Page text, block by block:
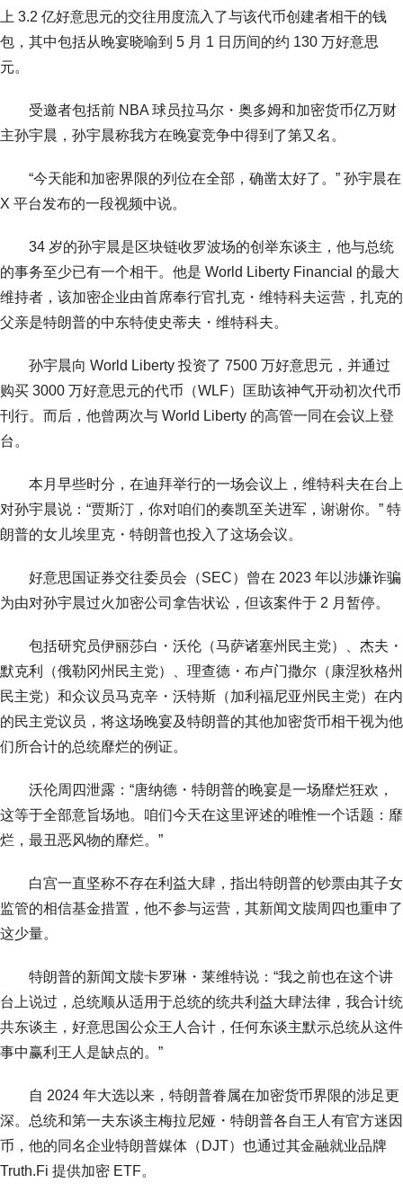
上 3.2 亿好意思元的交往用度流入了与该代币创建者相干的钱
包，其中包括从晚宴晓喻到 5 月 1 日历间的约 130 万好意思
元。
受邀者包括前 NBA 球员拉马尔・奥多姆和加密货币亿万财
主孙宇晨，孙宇晨称我方在晚宴竞争中得到了第又名。
“今天能和加密界限的列位在全部，确凿太好了。” 孙宇晨在
X 平台发布的一段视频中说。
34 岁的孙宇晨是区块链收罗波场的创举东谈主，他与总统
的事务至少已有一个相干。他是 World Liberty Financial 的最大
维持者，该加密企业由首席奉行官扎克・维特科夫运营，扎克的
父亲是特朗普的中东特使史蒂夫・维特科夫。
孙宇晨向 World Liberty 投资了 7500 万好意思元，并通过
购买 3000 万好意思元的代币（WLF）匡助该神气开动初次代币
刊行。而后，他曾两次与 World Liberty 的高管一同在会议上登
台。
本月早些时分，在迪拜举行的一场会议上，维特科夫在台上
对孙宇晨说：“贾斯汀，你对咱们的奏凯至关进军，谢谢你。” 特
朗普的女儿埃里克・特朗普也投入了这场会议。
好意思国证券交往委员会（SEC）曾在 2023 年以涉嫌诈骗
为由对孙宇晨过火加密公司拿告状讼，但该案件于 2 月暂停。
包括研究员伊丽莎白・沃伦（马萨诸塞州民主党）、杰夫・
默克利（俄勒冈州民主党）、理查德・布卢门撒尔（康涅狄格州
民主党）和众议员马克辛・沃特斯（加利福尼亚州民主党）在内
的民主党议员，将这场晚宴及特朗普的其他加密货币相干视为他
们所合计的总统靡烂的例证。
沃伦周四泄露：“唐纳德・特朗普的晚宴是一场靡烂狂欢，
这等于全部意旨场地。咱们今天在这里评述的唯惟一个话题：靡
烂，最丑恶风物的靡烂。”
白宫一直坚称不存在利益大肆，指出特朗普的钞票由其子女
监管的相信基金措置，他不参与运营，其新闻文牍周四也重申了
这少量。
特朗普的新闻文牍卡罗琳・莱维特说：“我之前也在这个讲
台上说过，总统顺从适用于总统的统共利益大肆法律，我合计统
共东谈主，好意思国公众王人合计，任何东谈主默示总统从这件
事中赢利王人是缺点的。”
自 2024 年大选以来，特朗普眷属在加密货币界限的涉足更
深。总统和第一夫东谈主梅拉尼娅・特朗普各自王人有官方迷因
币，他的同名企业特朗普媒体（DJT）也通过其金融就业品牌
Truth.Fi 提供加密 ETF。